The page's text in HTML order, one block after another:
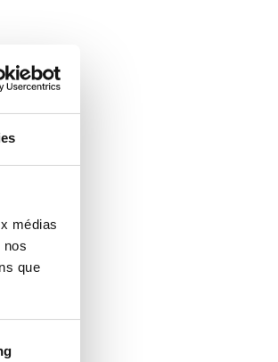
médias
nos
que